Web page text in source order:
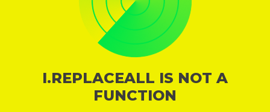
I.REPLACEALL IS NOT A
FUNCTION